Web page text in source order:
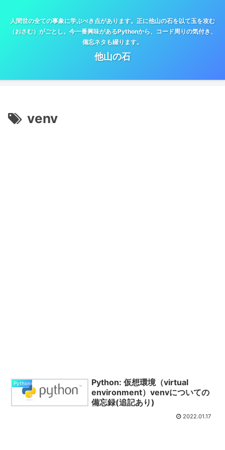
人間世の全ての事象に学ぶべき点があります。正に他山の石を以て玉を攻む
（おさむ）がごとし。今一番興味があるPythonから、コード周りの気付き、
備忘ネタも綴ります。
他山の石
venv
Python
Python: 仮想環境（virtual
environment）venvについての
備忘録(追記あり)
2022.01.17